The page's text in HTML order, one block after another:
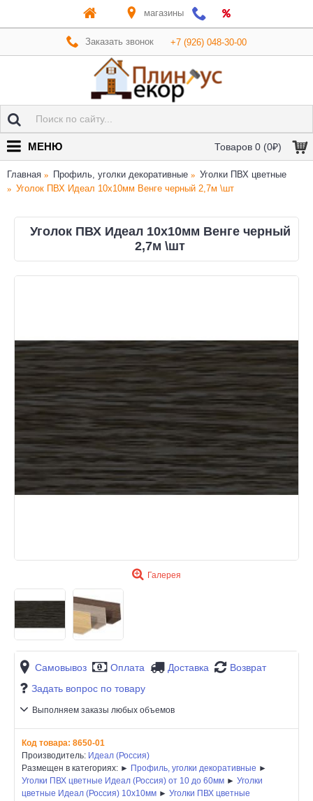
магазины
Заказать звонок +7 (926) 048-30-00
Товаров 0 (0₽)
МЕНЮ
Главная Профиль, уголки декоративные
Уголки ПВХ цветные
Уголок ПВХ Идеал 10х10мм Венге черный 2,7м \шт
Уголок ПВХ Идеал 10х10мм Венге черный
2,7м \шт
Галерея
Самовывоз Оплата Доставка
Возврат
Задать вопрос по товару
Выполняем заказы любых объемов
Код товара: 8650-01
Производитель: Идеал (Россия)
Размещен в категориях: ► Профиль, уголки декоративные ►
Уголки ПВХ цветные Идеал (Россия) от 10 до 60мм ► Уголки
цветные Идеал (Россия) 10х10мм ► Уголки ПВХ цветные